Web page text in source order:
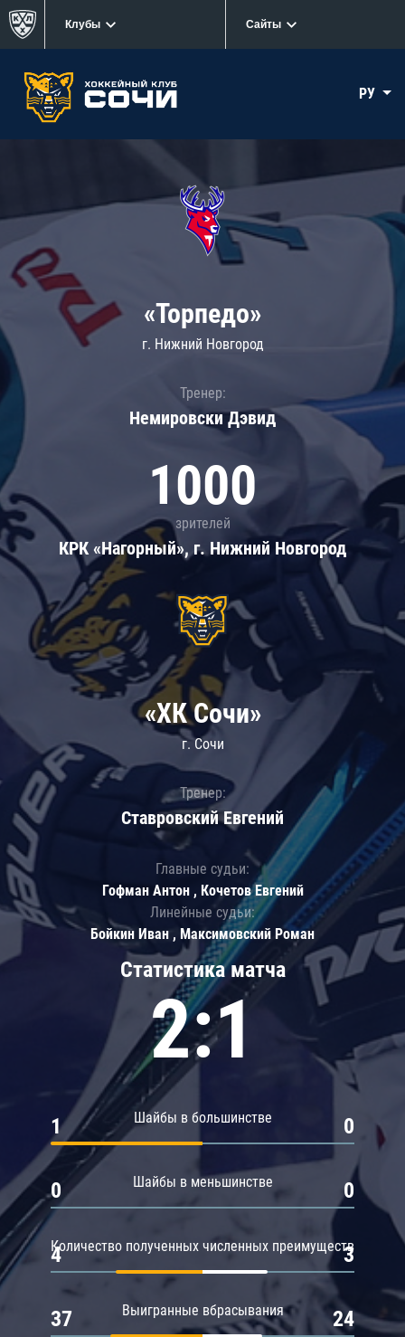
Клубы Сайты
РУ
«Торпедо»
г. Нижний Новгород
Тренер:
Немировски Дэвид
1000
зрителей
КРК «Нагорный», г. Нижний Новгород
Статистика матча
2:1
Шайбы в большинстве
1 0
Шайбы в меньшинстве
0 0
Количество полученных численных преимуществ
4 3
Выигранные вбрасывания
37 24
«ХК Сочи»
г. Сочи
Тренер:
Ставровский Евгений
Главные судьи:
Гофман Антон , Кочетов Евгений
Линейные судьи:
Бойкин Иван , Максимовский Роман